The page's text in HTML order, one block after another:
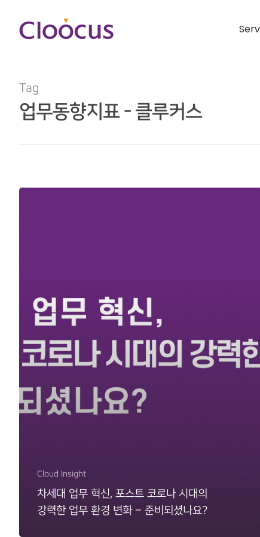
Hit enter to search or ESC to close
Tag
업무동향지표 - 클루커스
Cloud Insight
차세대 업무 혁신, 포스트 코로나 시대의
강력한 업무 환경 변화 – 준비되셨나요?